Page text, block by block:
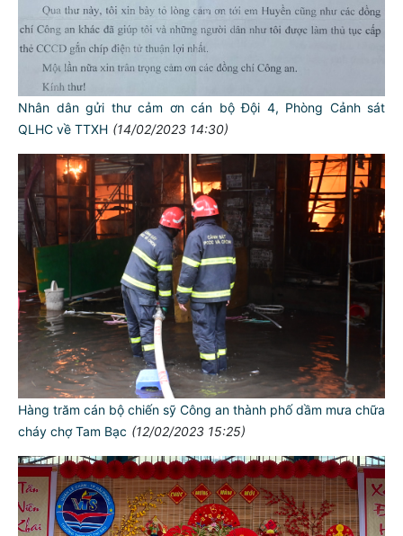
Nhân dân gửi thư cảm ơn cán bộ Đội 4, Phòng Cảnh sát
QLHC về TTXH (14/02/2023 14:30)
Hàng trăm cán bộ chiến sỹ Công an thành phố dầm mưa chữa
cháy chợ Tam Bạc (12/02/2023 15:25)